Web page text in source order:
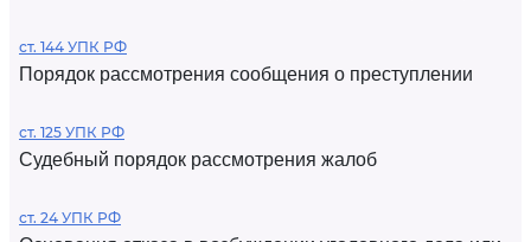
ст. 144 УПК РФ
Порядок рассмотрения сообщения о преступлении
ст. 125 УПК РФ
Судебный порядок рассмотрения жалоб
ст. 24 УПК РФ